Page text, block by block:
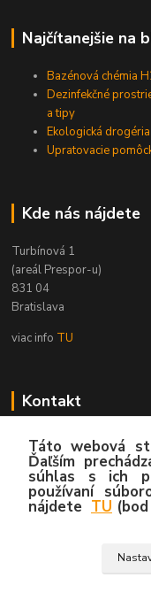
Najčítanejšie na
Bazénová chémia
Dezinfekčné
a tipy
Ekologická
Upratovacie
Kde nás nájdete
Turbínová 1
(areál Prespor-u)
831 04
Bratislava
viac info TU
Kontakt
Zákaznícka
02/4445
(Po-Pia,
info@hygy.sk
Táto webová
Ďaľším
súhlas s ich
používaní
nájdete TU